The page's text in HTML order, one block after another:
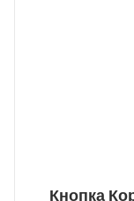
Кнопка